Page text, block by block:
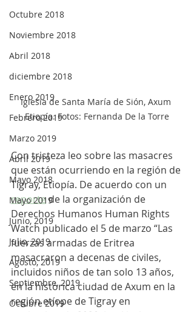
Octubre 2018
Noviembre 2018
Abril 2018
diciembre 2018
Enero 2019
Febrero 2019
Marzo 2019
Abril 2019
Mayo 2018
Mayo 2019
Junio, 2019
Julio, 2019
Agosto, 2019
Septiembre, 2019
Octubre 2019
Iglesia de Santa María de Sión, Axum
Etiopía. Fotos: Fernanda De la Torre
Con tristeza leo sobre las masacres
que están ocurriendo en la región de
Tigray, Etiopía. De acuerdo con un
reporte de la organización de
Derechos Humanos Human Rights
Watch publicado el 5 de marzo “Las
fuerzas armadas de Eritrea
masacraron a decenas de civiles,
incluidos niños de tan solo 13 años,
en la histórica ciudad de Axum en la
región etíope de Tigray en